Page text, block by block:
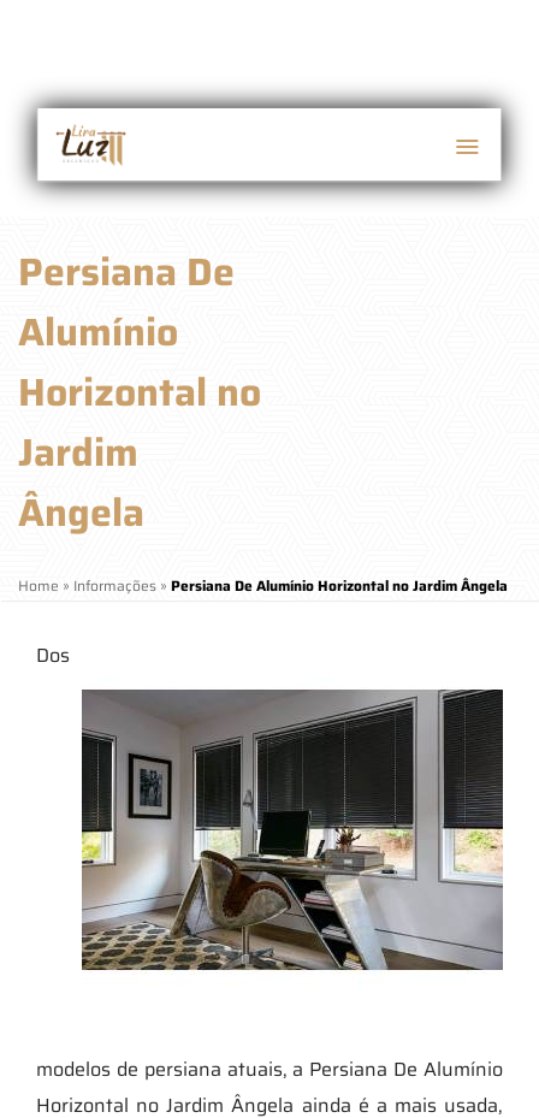
Persiana De
Alumínio
Horizontal no
Jardim
Ângela
Home » Informações » Persiana De Alumínio Horizontal no Jardim Ângela
Dos
modelos de persiana atuais, a Persiana De Alumínio
Horizontal no Jardim Ângela ainda é a mais usada,